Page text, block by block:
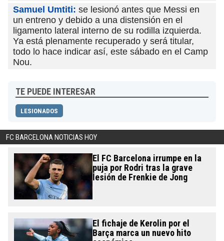
Samuel Umtiti: se lesionó antes que Messi en
un entreno y debido a una distensión en el
ligamento lateral interno de su rodilla izquierda.
Ya está plenamente recuperado y será titular,
todo lo hace indicar así, este sábado en el Camp
Nou.
TE PUEDE INTERESAR
LESIONADOS
FC BARCELONA NOTICIAS HOY
El FC Barcelona irrumpe en la
puja por Rodri tras la grave
lesión de Frenkie de Jong
El fichaje de Kerolin por el
Barça marca un nuevo hito